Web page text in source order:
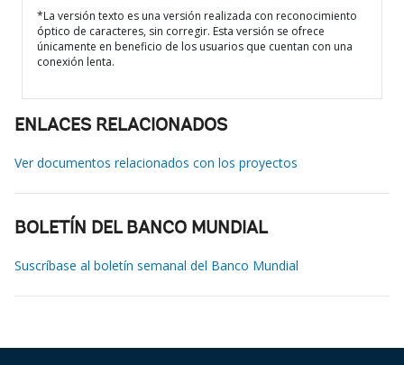
*La versión texto es una versión realizada con reconocimiento
óptico de caracteres, sin corregir. Esta versión se ofrece
únicamente en beneficio de los usuarios que cuentan con una
conexión lenta.
ENLACES RELACIONADOS
Ver documentos relacionados con los proyectos
BOLETÍN DEL BANCO MUNDIAL
Suscríbase al boletín semanal del Banco Mundial